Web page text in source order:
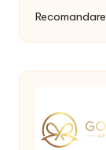
Recomandare